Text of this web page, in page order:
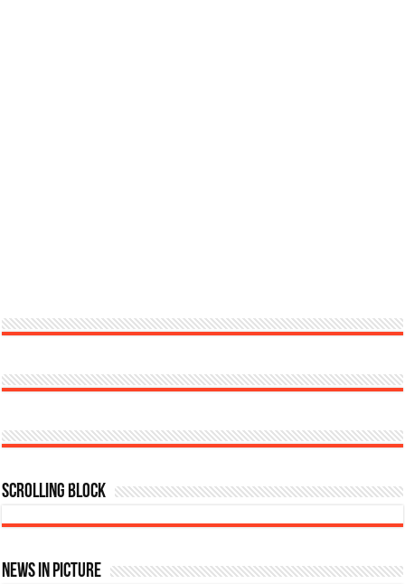
Scrolling Block
News In Picture